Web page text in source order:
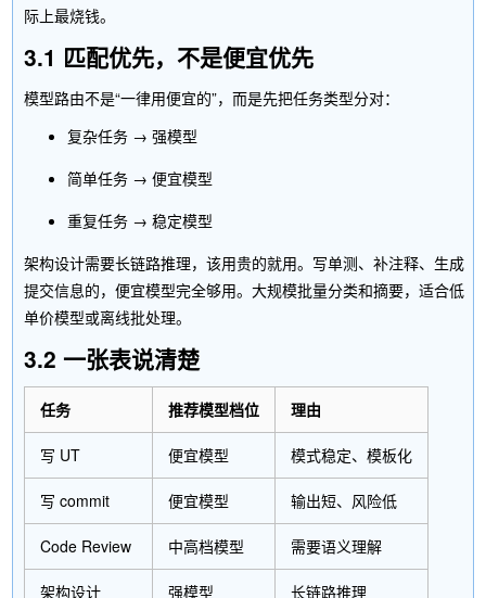
际上最烧钱。
3.1 匹配优先，不是便宜优先
模型路由不是“一律用便宜的”，而是先把任务类型分对：
复杂任务 → 强模型
简单任务 → 便宜模型
重复任务 → 稳定模型
架构设计需要长链路推理，该用贵的就用。写单测、补注释、生成
提交信息的，便宜模型完全够用。大规模批量分类和摘要，适合低
单价模型或离线批处理。
3.2 一张表说清楚
任务 推荐模型档位 理由
写 UT 便宜模型 模式稳定、模板化
写 commit 便宜模型 输出短、风险低
Code Review 中高档模型 需要语义理解
架构设计 强模型 长链路推理